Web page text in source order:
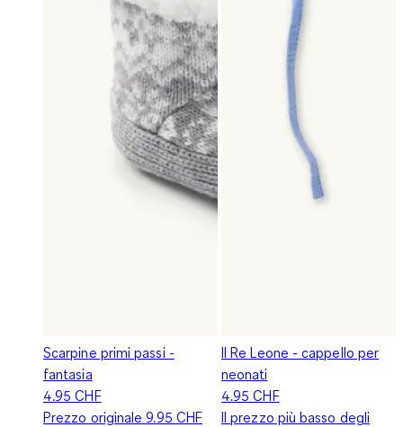
Scarpine primi passi -
fantasia
4.95 CHF
Prezzo originale9.95 CHF
Il Re Leone - cappello per
neonati
4.95 CHF
Il prezzo più basso degli